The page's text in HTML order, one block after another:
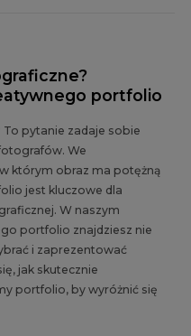
portfolio
pytanie zadaje sobie
We
którym obraz ma potężną
jest kluczowe dla
W naszym
portfolio znajdziesz nie
i zaprezentować
jak skutecznie
portfolio, by wyróżnić się